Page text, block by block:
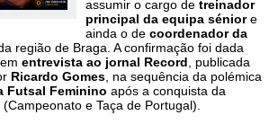
assumir o cargo de treinador
principal da equipa séniore
ainda o de coordenador da
região de Braga. A confirmação foi dada
entrevista ao jornal Record , publicada
Ricardo Gomes , na sequência da polémica
Futsal Feminino após a conquista da
e Taça de Portugal).